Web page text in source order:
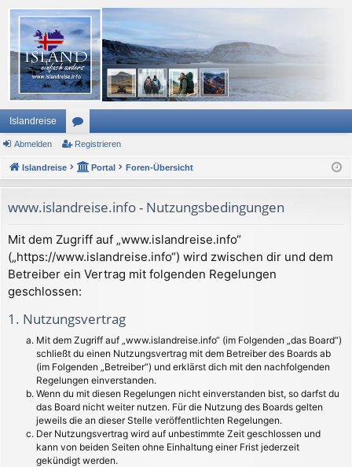
Islandreise
or
en
Abmelden Registrieren
Islandreise Portal Foren-Übersicht
www.islandreise.info - Nutzungsbedingungen
Mit dem Zugriff auf „www.islandreise.info“
(„https://www.islandreise.info“) wird zwischen dir und dem
Betreiber ein Vertrag mit folgenden Regelungen
geschlossen:
1. Nutzungsvertrag
Mit dem Zugriff auf „www.islandreise.info“ (im Folgenden „das Board“)
schließt du einen Nutzungsvertrag mit dem Betreiber des Boards ab
(im Folgenden „Betreiber“) und erklärst dich mit den nachfolgenden
Regelungen einverstanden.
Wenn du mit diesen Regelungen nicht einverstanden bist, so darfst du
das Board nicht weiter nutzen. Für die Nutzung des Boards gelten
jeweils die an dieser Stelle veröffentlichten Regelungen.
Der Nutzungsvertrag wird auf unbestimmte Zeit geschlossen und
kann von beiden Seiten ohne Einhaltung einer Frist jederzeit
gekündigt werden.